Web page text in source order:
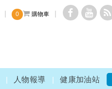
0 購物車
人物報導 健康加油站